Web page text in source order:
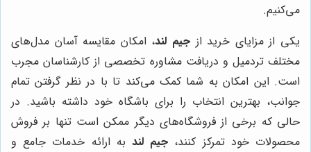
می‌کنیم.
یکی از مزایای خرید از جیم لند، امکان مقایسه آسان مدل‌های
مختلف تردمیل و دریافت مشاوره تخصصی از کارشناسان مجرب
است. این امکان به شما کمک می‌کند تا با در نظر گرفتن تمام
جوانب، بهترین انتخاب را برای باشگاه خود داشته باشید. در
حالی که برخی از فروشگاه‌های دیگر ممکن است تنها بر فروش
محصولات خود تمرکز کنند، جیم لند به ارائه خدمات جامع و